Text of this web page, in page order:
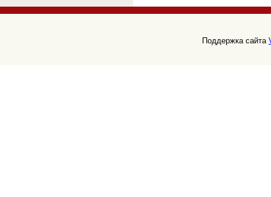
Поддержка сайта